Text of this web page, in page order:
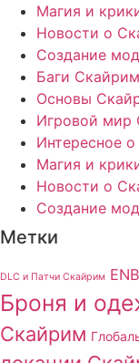
Магия и
Новости о
Создание
Баги Скайрим
Основы
Игровой мир
Интересное
Магия и
Новости о
Создание
Метки
DLC и Патчи Скайрим
Броня и
Скайрим